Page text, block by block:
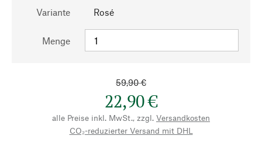
Variante Rosé
Menge
59,90 €
22,90 €
alle Preise inkl. MwSt., zzgl. Versandkosten
CO₂-reduzierter Versand mit DHL